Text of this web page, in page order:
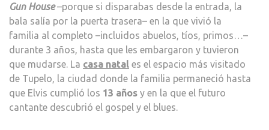
Gun House–porque si disparabas desde la entrada, la
bala salía por la puerta trasera– en la que vivió la
familia al completo –incluidos abuelos, tíos, primos…–
durante 3 años, hasta que les embargaron y tuvieron
que mudarse. La casa natal es el espacio más visitado
de Tupelo, la ciudad donde la familia permaneció hasta
que Elvis cumplió los 13 años y en la que el futuro
cantante descubrió el gospel y el blues.